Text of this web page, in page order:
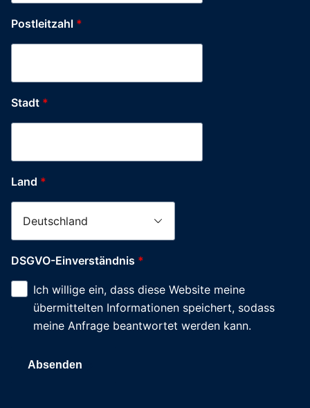
Postleitzahl *
Stadt *
Land *
DSGVO-Einverständnis *
Ich willige ein, dass diese Website meine
übermittelten Informationen speichert, sodass
meine Anfrage beantwortet werden kann.
Absenden